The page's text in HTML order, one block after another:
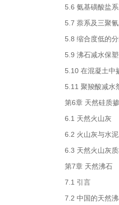
5.6 氨基磺酸盐
5.7 萘系及三聚
5.8 缩合度低的
5.9 沸石减水保
5.10 在混凝土中
5.11 聚羧酸减水
第6章 天然硅质
6.1 天然火山灰
6.2 火山灰与水
6.3 天然火山灰
第7章 天然沸石
7.1 引言
7.2 中国的天然